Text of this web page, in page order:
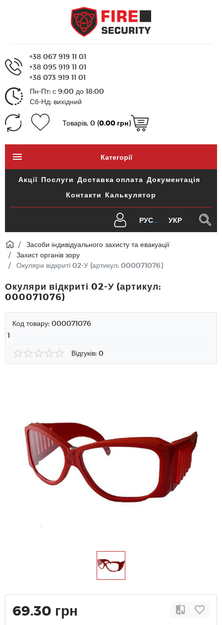
+38 067 919 11 01
+38 095 919 11 01
+38 073 919 11 01
Пн-Пт: с 9:00 до 18:00
Сб-Нд: вихідний
Товарів, 0 (0.00 грн)
Категорії
Акції Послуги Доставка оплата Документація
Контакти Калькулятор
РУС УКР
Засоби індивідуального захисту та евакуації
Захист органів зору
Окуляри відкриті 02-У (артикул: 000071076)
Окуляри відкриті 02-У (артикул:
000071076)
Код товару: 000071076
1
Відгуків: 0
69.30 грн